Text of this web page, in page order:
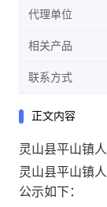
代理单位
相关产品
联系方式
正文内容
灵山县平山镇
灵山县平山镇
公示如下：